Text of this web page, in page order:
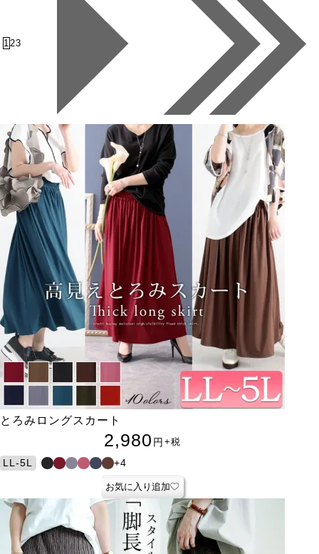
123
とろみロングスカート
2,980 円 +税
LL-5L +4
お気に入り追加